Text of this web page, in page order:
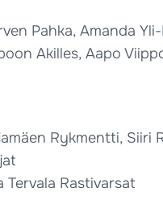
Pahka, Amanda
Akilles, Aapo
Rykmentti,
Tervala Rastivarsat